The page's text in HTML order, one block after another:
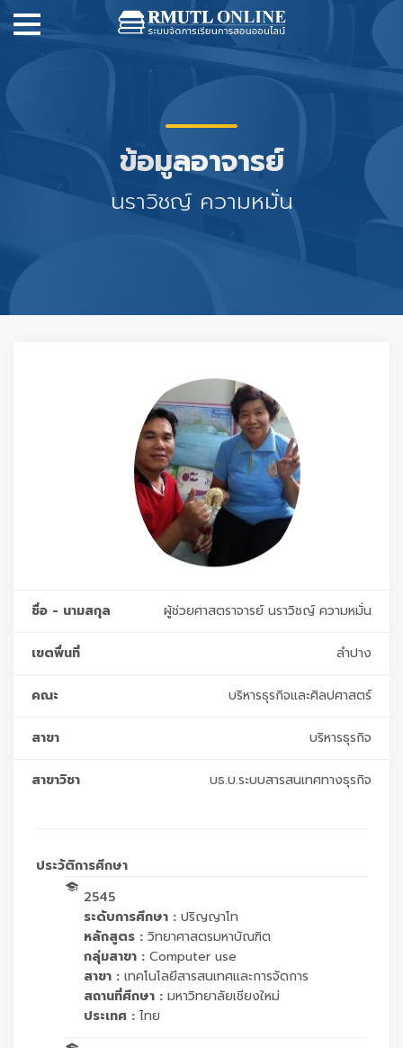
ข้อมูลอาจารย์
นราวิชญ์ ความหมั่น
ชื่อ - นามสกุล ผู้ช่วยศาสตราจารย์ นราวิชญ์ ความหมั่น
เขตพื่นที่ ลำปาง
คณะ บริหารธุรกิจและศิลปศาสตร์
สาขา บริหารธุรกิจ
สาขาวิชา บธ.บ.ระบบสารสนเทศทางธุรกิจ
ประวัติการศึกษา
2545
ระดับการศึกษา : ปริญญาโท
หลักสูตร : วิทยาศาสตรมหาบัณฑิต
กลุ่มสาขา : Computer use
สาขา : เทคโนโลยีสารสนเทศและการจัดการ
สถานที่ศึกษา : มหาวิทยาลัยเชียงใหม่
ประเทศ : ไทย